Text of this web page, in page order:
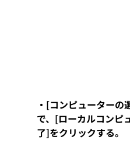
・[コンピューターの
で、[ローカルコンピ
了]をクリックする。